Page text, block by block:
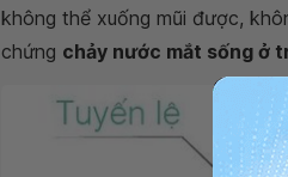
không thể xuống mũi được,
chứng chảy nước mắt sống ở